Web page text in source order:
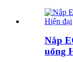
Nắp
uống